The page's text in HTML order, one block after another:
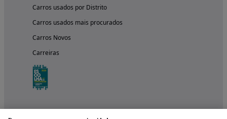
Carros usados por Distrito
Carros usados mais procurados
Carros Novos
Carreiras